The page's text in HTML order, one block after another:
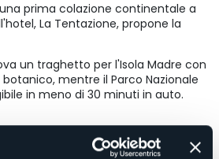
prima colazione continentale a
La Tentazione, propone la
un traghetto per l'Isola Madre con
mentre il Parco Nazionale
in meno di 30 minuti in auto.